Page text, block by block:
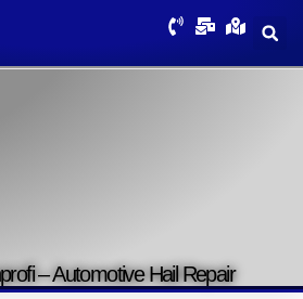
– Automotive Hail Repair